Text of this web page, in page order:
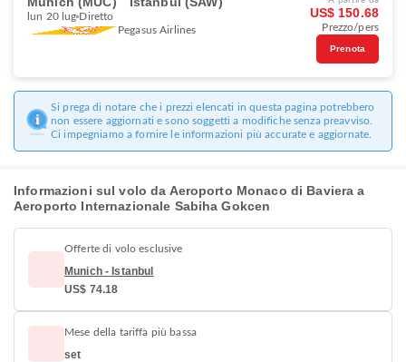
lun 20 lug Diretto
Pegasus Airlines
US$ 150.68
Prezzo/pers
Prenota
Si prega di notare che i prezzi elencati in questa pagina potrebbero
non essere aggiornati e sono soggetti a modifiche senza preavviso.
Ci impegniamo a fornire le informazioni più accurate e aggiornate.
Informazioni sul volo da Aeroporto Monaco di Baviera a
Aeroporto Internazionale Sabiha Gokcen
Offerte di volo esclusive
Munich - Istanbul
US$ 74.18
Mese della tariffa più bassa
set